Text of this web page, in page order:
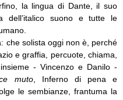
la lingua di Dante, il suo
dell’italico suono e tutte le
che solista oggi non è, perché
e graffia, percuote, chiama,
- Vincenzo e Danilo -
muto, Inferno di pena e
le sembianze, frantuma la